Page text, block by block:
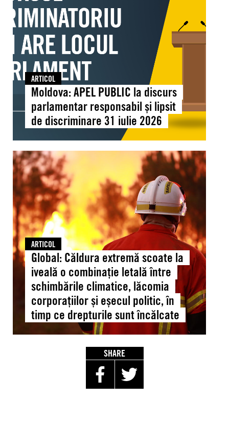
consolida
educația
pentru
drepturile
omului
discurs
parlamentar
responsabil
lipsit
de
discriminare
iulie
2026
ARTICOL
Moldova: APEL PUBLIC la discurs
parlamentar responsabil și lipsit
de discriminare 31 iulie 2026
Global:
Căldura
extremă
scoate
la
iveală
o
combinație
letală
între
schimbările
climatice,
lăcomia
corporațiilor
ARTICOL
Global: Căldura extremă scoate la
iveală o combinație letală între
schimbările climatice, lăcomia
corporațiilor și eșecul politic, în
timp ce drepturile sunt încălcate
SHARE